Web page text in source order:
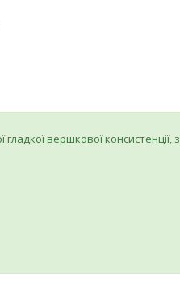
вершкової консистенції, з